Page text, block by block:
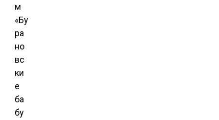
м
«Бу
ра
но
вс
ки
е
ба
бу